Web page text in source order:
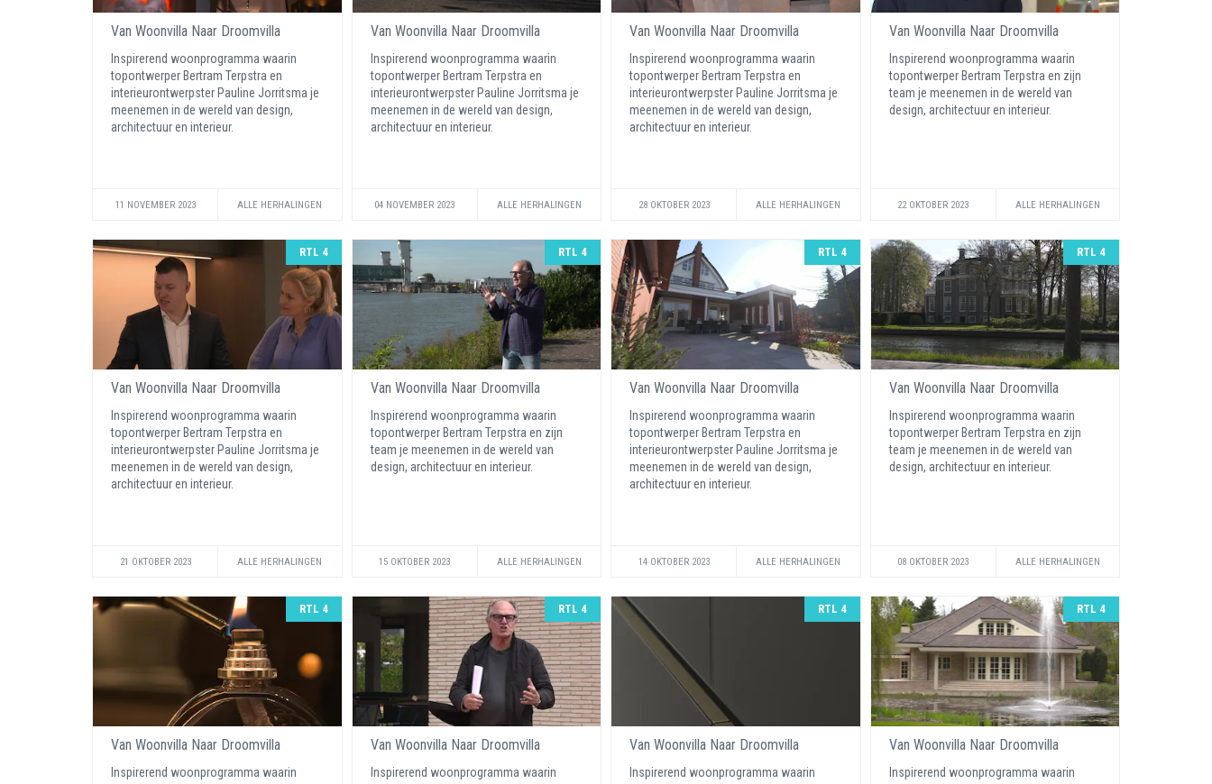
Van Woonvilla Naar Droomvilla
Inspirerend woonprogramma waarin
topontwerper Bertram Terpstra en
interieurontwerpster Pauline Jorritsma je
meenemen in de wereld van design,
architectuur en interieur.
11 NOVEMBER 2023 ALLE HERHALINGEN
Van Woonvilla Naar Droomvilla
Inspirerend woonprogramma waarin
topontwerper Bertram Terpstra en
interieurontwerpster Pauline Jorritsma je
meenemen in de wereld van design,
architectuur en interieur.
04 NOVEMBER 2023 ALLE HERHALINGEN
Van Woonvilla Naar Droomvilla
Inspirerend woonprogramma waarin
topontwerper Bertram Terpstra en
interieurontwerpster Pauline Jorritsma je
meenemen in de wereld van design,
architectuur en interieur.
28 OKTOBER 2023 ALLE HERHALINGEN
Van Woonvilla Naar Droomvilla
Inspirerend woonprogramma waarin
topontwerper Bertram Terpstra en zijn
team je meenemen in de wereld van
design, architectuur en interieur.
22 OKTOBER 2023 ALLE HERHALINGEN
RTL 4
Van Woonvilla Naar Droomvilla
Inspirerend woonprogramma waarin
topontwerper Bertram Terpstra en
interieurontwerpster Pauline Jorritsma je
meenemen in de wereld van design,
architectuur en interieur.
21 OKTOBER 2023 ALLE HERHALINGEN
RTL 4
Van Woonvilla Naar Droomvilla
Inspirerend woonprogramma waarin
topontwerper Bertram Terpstra en zijn
team je meenemen in de wereld van
design, architectuur en interieur.
15 OKTOBER 2023 ALLE HERHALINGEN
RTL 4
Van Woonvilla Naar Droomvilla
Inspirerend woonprogramma waarin
topontwerper Bertram Terpstra en
interieurontwerpster Pauline Jorritsma je
meenemen in de wereld van design,
architectuur en interieur.
14 OKTOBER 2023 ALLE HERHALINGEN
RTL 4
Van Woonvilla Naar Droomvilla
Inspirerend woonprogramma waarin
topontwerper Bertram Terpstra en zijn
team je meenemen in de wereld van
design, architectuur en interieur.
08 OKTOBER 2023 ALLE HERHALINGEN
RTL 4
Van Woonvilla Naar Droomvilla
Inspirerend woonprogramma waarin
RTL 4
Van Woonvilla Naar Droomvilla
Inspirerend woonprogramma waarin
RTL 4
Van Woonvilla Naar Droomvilla
Inspirerend woonprogramma waarin
RTL 4
Van Woonvilla Naar Droomvilla
Inspirerend woonprogramma waarin